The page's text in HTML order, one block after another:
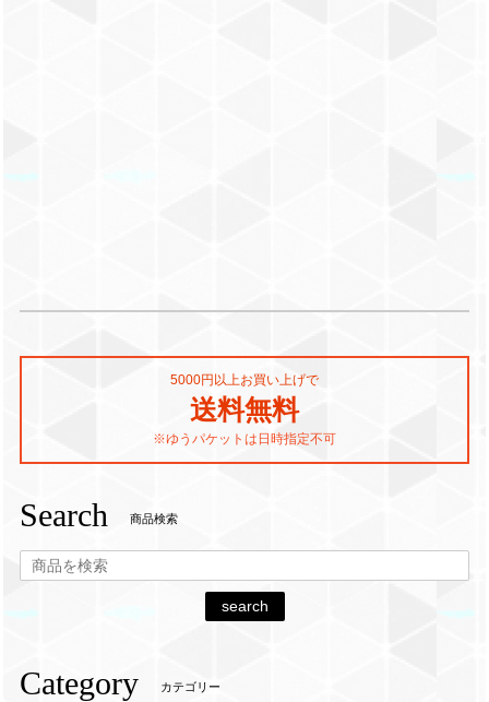
5000円以上お買い上げで
送料無料
※ゆうパケットは日時指定不可
Search 商品検索
search
Category カテゴリー